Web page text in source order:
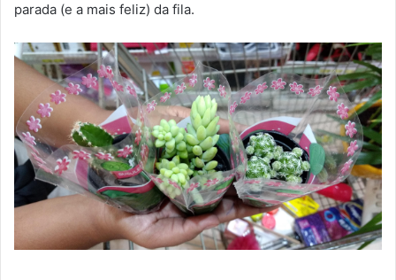
parada (e a mais feliz) da fila.